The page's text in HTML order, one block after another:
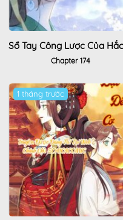
Chapter 174
1 tháng trước